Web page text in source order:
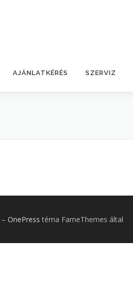
AJÁNLATKÉRÉS SZERVIZ
– OnePress téma FameThemes által